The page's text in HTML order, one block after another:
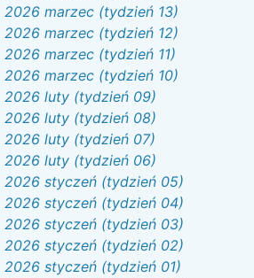
2026 marzec (tydzień 13)
2026 marzec (tydzień 12)
2026 marzec (tydzień 11)
2026 marzec (tydzień 10)
2026 luty (tydzień 09)
2026 luty (tydzień 08)
2026 luty (tydzień 07)
2026 luty (tydzień 06)
2026 styczeń (tydzień 05)
2026 styczeń (tydzień 04)
2026 styczeń (tydzień 03)
2026 styczeń (tydzień 02)
2026 styczeń (tydzień 01)